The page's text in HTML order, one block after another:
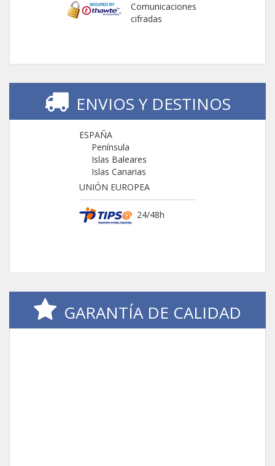
Comunicaciones
cifradas
ENVIOS Y DESTINOS
ESPAÑA
Península
Islas Baleares
Islas Canarias
UNIÓN EUROPEA
24/48h
GARANTÍA DE CALIDAD